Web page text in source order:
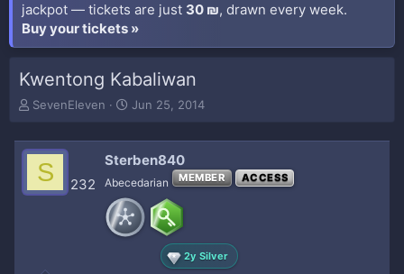
jackpot — tickets are just 30 ₪, drawn every week.
Buy your tickets »
Kwentong Kabaliwan
T
e
SevenEleven
S
r
t
d
a
t
e
Jun 25, 2014
S 232
Sterben840
Abecedarian MEMBER ACCESS
2y Silver